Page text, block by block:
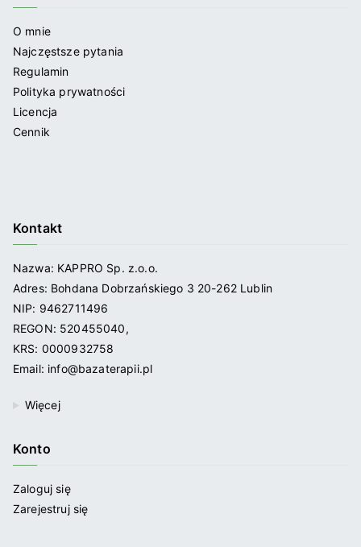
O mnie
Najczęstsze pytania
Regulamin
Polityka prywatności
Licencja
Cennik
Kontakt
Nazwa: KAPPRO Sp. z.o.o.
Adres: Bohdana Dobrzańskiego 3 20-262 Lublin
NIP: 9462711496
REGON: 520455040,
KRS: 0000932758
Email: info@bazaterapii.pl
Więcej
Konto
Zaloguj się
Zarejestruj się